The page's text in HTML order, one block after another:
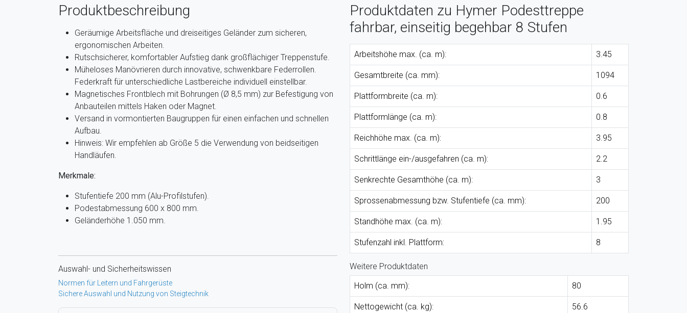
Produktbeschreibung
Geräumige Arbeitsfläche und dreiseitiges Geländer zum sicheren,
ergonomischen Arbeiten.
Rutschsicherer, komfortabler Aufstieg dank großflächiger Treppenstufe.
Müheloses Manövrieren durch innovative, schwenkbare Federrollen.
Federkraft für unterschiedliche Lastbereiche individuell einstellbar.
Magnetisches Frontblech mit Bohrungen (Ø 8,5 mm) zur Befestigung von
Anbauteilen mittels Haken oder Magnet.
Versand in vormontierten Baugruppen für einen einfachen und schnellen
Aufbau.
Hinweis: Wir empfehlen ab Größe 5 die Verwendung von beidseitigen
Handläufen.
Merkmale:
Stufentiefe 200 mm (Alu-Profilstufen).
Podestabmessung 600 x 800 mm.
Geländerhöhe 1.050 mm.
Auswahl- und Sicherheitswissen
Normen für Leitern und Fahrgerüste
Sichere Auswahl und Nutzung von Steigtechnik
Produktdaten zu Hymer Podesttreppe
fahrbar, einseitig begehbar 8 Stufen
Arbeitshöhe max. (ca. m): 3.45
Gesamtbreite (ca. mm): 1094
Plattformbreite (ca. m): 0.6
Plattformlänge (ca. m): 0.8
Reichhöhe max. (ca. m): 3.95
Schrittlänge ein-/ausgefahren (ca. m): 2.2
Senkrechte Gesamthöhe (ca. m): 3
Sprossenabmessung bzw. Stufentiefe (ca. mm): 200
Standhöhe max. (ca. m): 1.95
Stufenzahl inkl. Plattform: 8
Weitere Produktdaten
Holm (ca. mm):
80
Nettogewicht (ca. kg): 56.6